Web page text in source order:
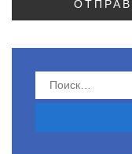
Найти: